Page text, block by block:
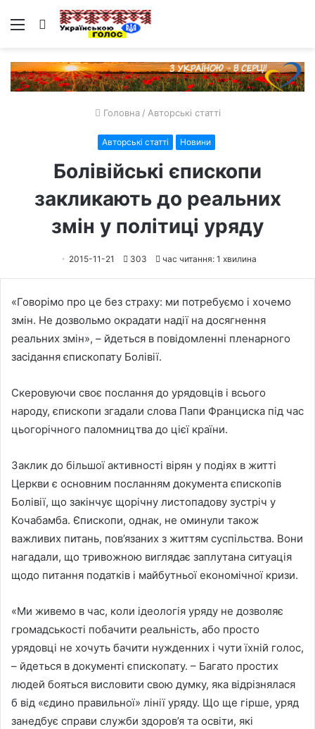
Меню Пошук
Головна / Авторські статті
Авторські статті Новини
Болівійські єпископи
закликають до реальних
змін у політиці уряду
2015-11-21 303 час читання: 1 хвилина
«Говорімо про це без страху: ми потребуємо і хочемо
змін. Не дозвольмо окрадати надії на досягнення
реальних змін», – йдеться в повідомленні пленарного
засідання єпископату Болівії.
Скеровуючи своє послання до урядовців і всього
народу, єпископи згадали слова Папи Франциска під час
цьогорічного паломництва до цієї країни.
Заклик до більшої активності вірян у подіях в житті
Церкви є основним посланням документа єпископів
Болівії, що закінчує щорічну листопадову зустріч у
Кочабамба. Єпископи, однак, не оминули також
важливих питань, пов’язаних з життям суспільства. Вони
нагадали, що тривожною виглядає заплутана ситуація
щодо питання податків і майбутньої економічної кризи.
«Ми живемо в час, коли ідеологія уряду не дозволяє
громадськості побачити реальність, або просто
урядовці не хочуть бачити нужденних і чути їхній голос,
– йдеться в документі єпископату. – Багато простих
людей бояться висловити свою думку, яка відрізнялася
б від «єдино правильної» лінії уряду. Що ще гірше, уряд
занедбує справи служби здоров’я та освіти, які